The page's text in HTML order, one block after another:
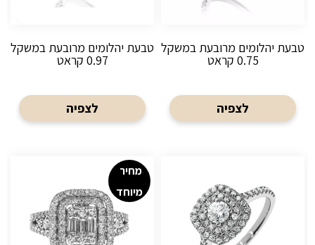
טבעת יהלומים מרובעת במשקל
0.75 קראט
לצפיה
טבעת יהלומים מרובעת במשקל
0.97 קראט
לצפיה
מחיר
מיוחד